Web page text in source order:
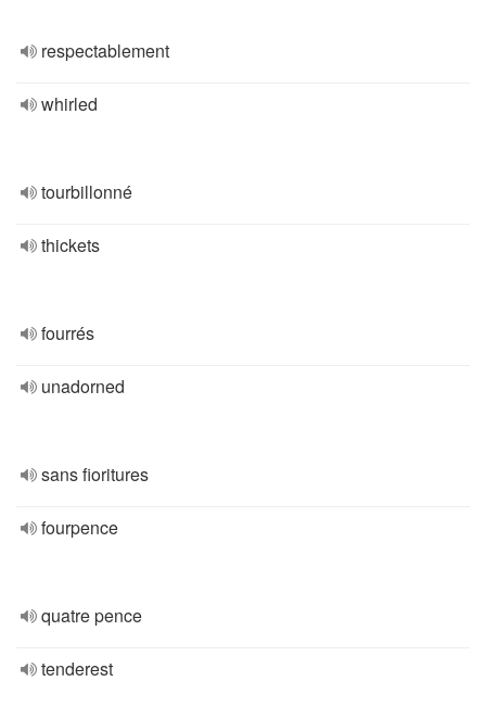
respectablement
whirled
tourbillonné
thickets
fourrés
unadorned
sans fioritures
fourpence
quatre pence
tenderest